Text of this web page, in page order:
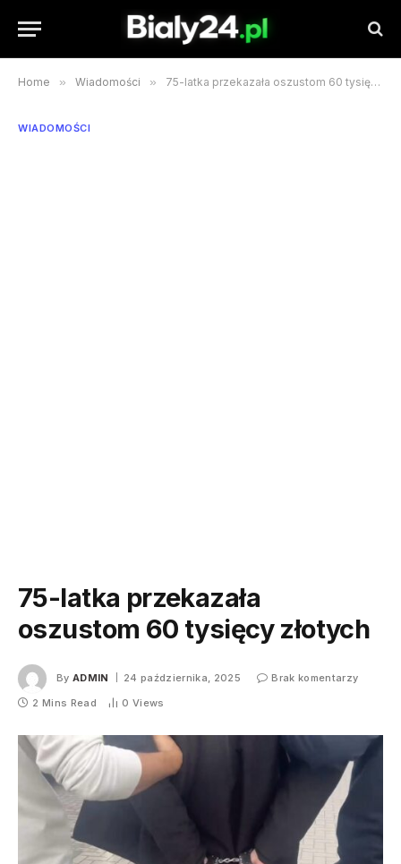
Home » Wiadomości » 75-latka przekazała oszustom 60 tysięcy złotych
WIADOMOŚCI
75-latka przekazała
oszustom 60 tysięcy złotych
By ADMIN 24 października, 2025
Brak komentarzy
2 Mins Read
0 Views